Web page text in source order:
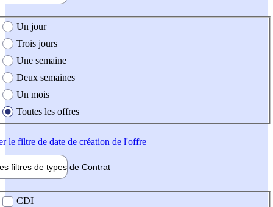
création de l'offre
Un jour
Trois jours
Une semaine
Deux semaines
Un mois
Toutes les offres
le filtre de date de création de l'offre
filtres de types de Contrat
contrat
CDI